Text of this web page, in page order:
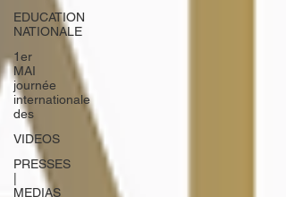
EDUCATION
NATIONALE
1er
MAI
journée
internationale
des
VIDEOS
PRESSES
MEDIAS